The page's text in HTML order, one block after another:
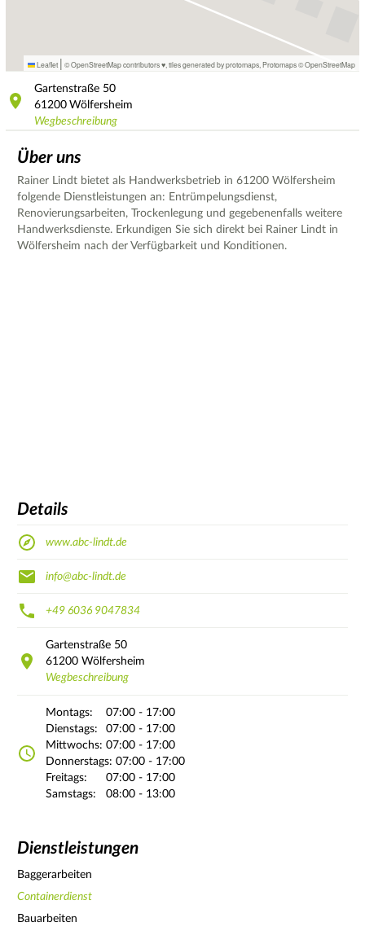
Leaflet | © OpenStreetMap contributors ♥, tiles generated by protomaps Protomaps©OpenStreetMap
Gartenstraße 50
61200 Wölfersheim
Wegbeschreibung
Über uns
Rainer Lindt bietet als Handwerksbetrieb in 61200 Wölfersheim
folgende Dienstleistungen an: Entrümpelungsdienst,
Renovierungsarbeiten, Trockenlegung und gegebenenfalls weitere
Handwerksdienste. Erkundigen Sie sich direkt bei Rainer Lindt in
Wölfersheim nach der Verfügbarkeit und Konditionen.
Details
www.abc-lindt.de
info@abc-lindt.de
+49 6036 9047834
Gartenstraße 50
61200 Wölfersheim
Wegbeschreibung
Montags:
07:00 - 17:00
Dienstags:
07:00 - 17:00
Mittwochs: 07:00 - 17:00
Donnerstags: 07:00 - 17:00
Freitags:
07:00 - 17:00
Samstags:
08:00 - 13:00
Dienstleistungen
Baggerarbeiten
Containerdienst
Bauarbeiten